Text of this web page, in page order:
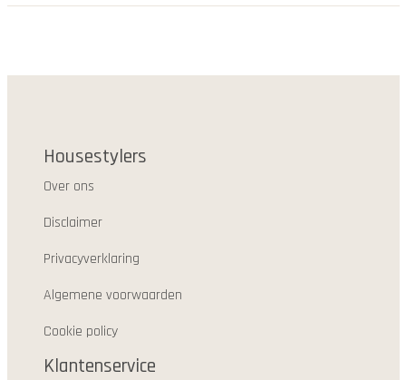
Housestylers
Over ons
Disclaimer
Privacyverklaring
Algemene voorwaarden
Cookie policy
Klantenservice